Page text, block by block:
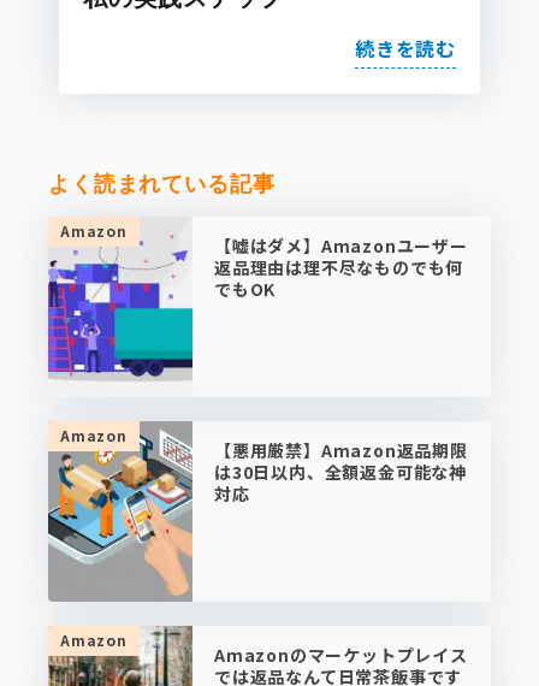
続きを読む
よく読まれている記事
Amazon
【嘘はダメ】Amazonユーザー
返品理由は理不尽なものでも何
でもOK
Amazon
【悪用厳禁】Amazon返品期限
は30日以内、全額返金可能な神
対応
Amazon
Amazonのマーケットプレイス
では返品なんて日常茶飯事です